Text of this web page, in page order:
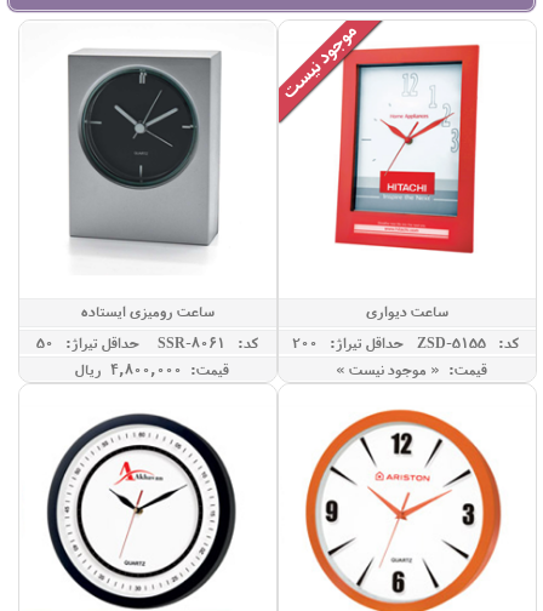
ساعت دیواری
کد: ZSD-5155
حداقل تيراژ: 200
قیمت: « موجود نیست »
ساعت رومیزی ایستاده
کد: SSR-8061
حداقل تيراژ: 50
قیمت: 4,800,000 ريال